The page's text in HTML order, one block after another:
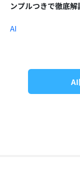
ンプルつきで徹底解
AI
AI